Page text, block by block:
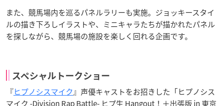
また、競馬場内を巡るパネルラリーも実施。ジョッキースタイ
ルの描き下ろしイラストや、ミニキャラたちが描かれたパネル
を探しながら、競馬場の施設を楽しく回れる企画です。
スペシャルトークショー
『ヒプノシスマイク』声優キャストをお招きした「ヒプノシス
マイク -Division Rap Battle- ヒプ生 Hangout！＋出張版 in 東京